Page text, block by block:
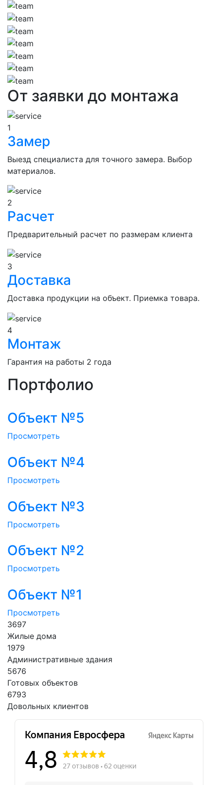
От заявки до монтажа
1
Замер
Выезд специалиста для точного замера. Выбор
материалов.
2
Расчет
Предварительный расчет по размерам клиента
3
Доставка
Доставка продукции на объект. Приемка товара.
4
Монтаж
Гарантия на работы 2 года
Портфолио
Объект №5
Просмотреть
Объект №4
Просмотреть
Объект №3
Просмотреть
Объект №2
Просмотреть
Объект №1
Просмотреть
3697
Жилые дома
1979
Административные здания
5676
Готовых объектов
6793
Довольных клиентов
Нужна консультация?
менеджер свяжется с вами
данных
Отправить
Заявка отправлена
Наш менеджер свяжется с вами в ближайшее
время